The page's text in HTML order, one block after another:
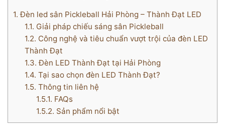
1. Đèn led sân Pickleball Hải Phòng – Thành Đạt LED
1.1. Giải pháp chiếu sáng sân Pickleball
1.2. Công nghệ và tiêu chuẩn vượt trội của đèn LED
Thành Đạt
1.3. Đèn LED Thành Đạt tại Hải Phòng
1.4. Tại sao chọn đèn LED Thành Đạt?
1.5. Thông tin liên hệ
1.5.1. FAQs
1.5.2. Sản phẩm nổi bật